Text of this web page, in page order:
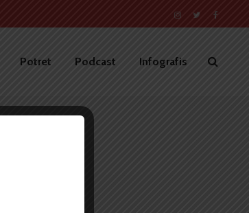
Potret Podcast Infografis